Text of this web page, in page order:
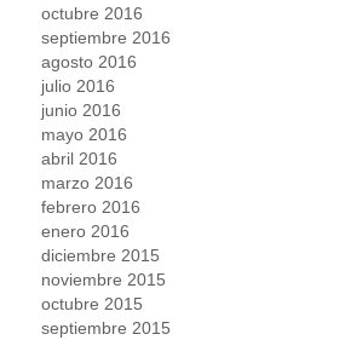
octubre 2016
septiembre 2016
agosto 2016
julio 2016
junio 2016
mayo 2016
abril 2016
marzo 2016
febrero 2016
enero 2016
diciembre 2015
noviembre 2015
octubre 2015
septiembre 2015